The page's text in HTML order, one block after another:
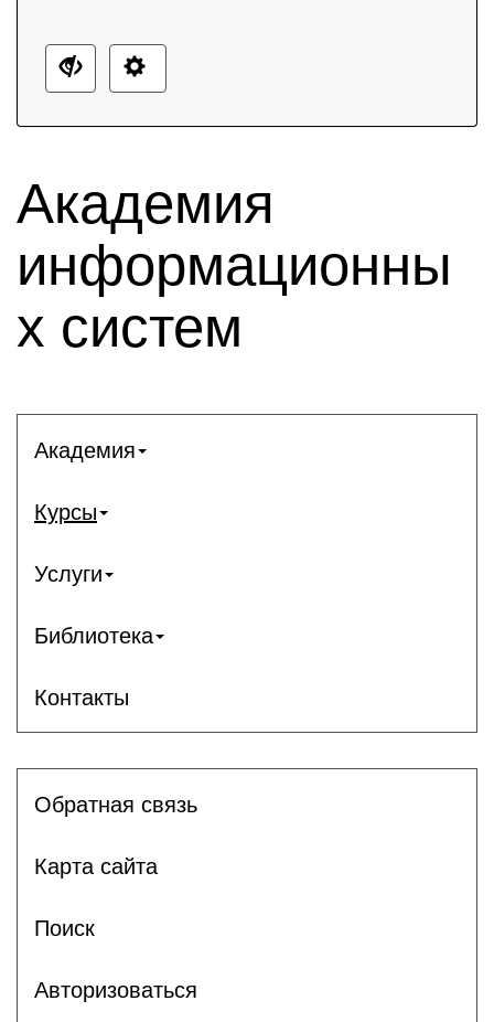
Академия
информационны
х систем
Академия
Курсы
Услуги
Библиотека
Контакты
Обратная связь
Карта сайта
Поиск
Авторизоваться